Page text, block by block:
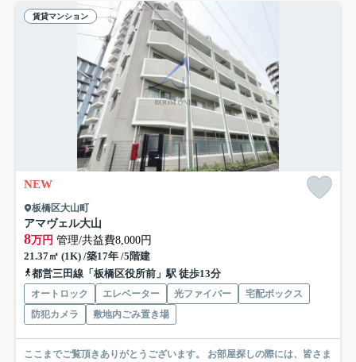
賃貸マンション
NEW
板橋区大山町
アマヴェル大山
8万円 管理/共益費8,000円
21.37㎡ (1K) /築17年 /5階建
都営三田線「板橋区役所前」駅 徒歩13分
オートロック エレベーター 光ファイバー
宅配ボックス
防犯カメラ
敷地内ごみ置き場
ここまでご覧頂きありがとうございます。 お部屋探しの際には、皆さま